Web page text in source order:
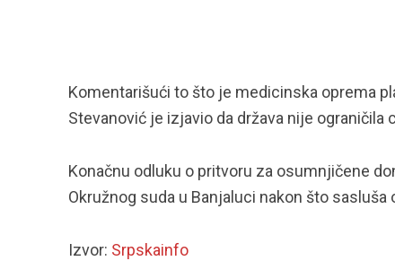
Komentarišući to što je medicinska oprema
Stevanović je izjavio da država nije ograničila
Konačnu odluku o pritvoru za osumnjičene
Okružnog suda u Banjaluci nakon što sasluša
Izvor: Srpskainfo